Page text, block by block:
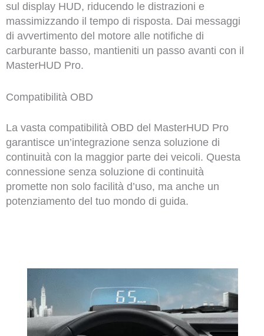
sul display HUD, riducendo le distrazioni e
massimizzando il tempo di risposta. Dai messaggi
di avvertimento del motore alle notifiche di
carburante basso, mantieniti un passo avanti con il
MasterHUD Pro.
Compatibilità OBD
La vasta compatibilità OBD del MasterHUD Pro
garantisce un’integrazione senza soluzione di
continuità con la maggior parte dei veicoli. Questa
connessione senza soluzione di continuità
promette non solo facilità d’uso, ma anche un
potenziamento del tuo mondo di guida.